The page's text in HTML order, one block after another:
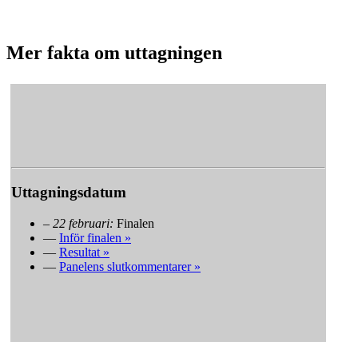
Mer fakta om uttagningen
Uttagningsdatum
– 22 februari: Finalen
— Inför finalen »
— Resultat »
— Panelens slutkommentarer »